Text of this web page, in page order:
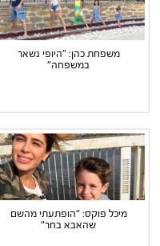
משפחת כהן: "היופי נשאר
במשפחה"
מיכל פוקס: "הופתעתי מהשם
שהאבא בחר"